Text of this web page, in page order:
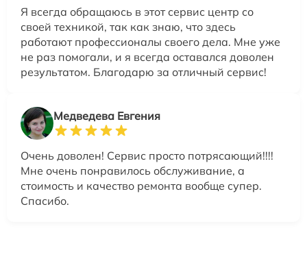
Я всегда обращаюсь в этот сервис центр со
своей техникой, так как знаю, что здесь
работают профессионалы своего дела. Мне уже
не раз помогали, и я всегда оставался доволен
результатом. Благодарю за отличный сервис!
Медведева Евгения
Очень доволен! Сервис просто потрясающий!!!!
Мне очень понравилось обслуживание, а
стоимость и качество ремонта вообще супер.
Спасибо.